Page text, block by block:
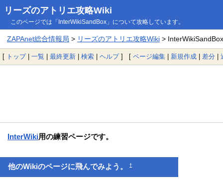
リーズのアトリエ攻略Wiki
このページでは「InterWikiSandBox」について攻略しています。
ZAPAnet総合情報局 > リーズのアトリエ攻略Wiki> InterWikiSandBox
[ トップ| 一覧 | 最終更新 | 検索 | ヘルプ] [ ページ編集 | 新規作成 | 差分 |
InterWiki用の練習ページです。
他のWikiのページに飛んでみよう。†